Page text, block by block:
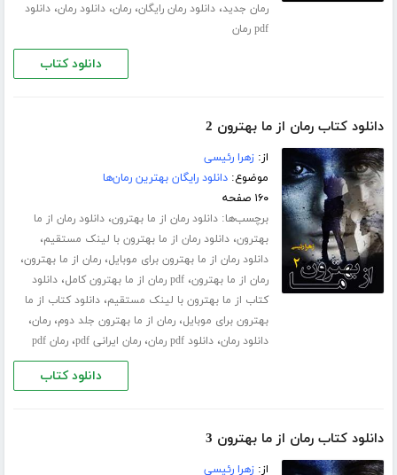
رمان جدید،دانلود رمان رایگان،رمان،دانلود رمان،دانلود
pdf رمان
دانلود کتاب
دانلود کتاب رمان از ما بهترون 2
از:زهرا رئیسی
موضوع:دانلود رایگان بهترین رمان‌ها
۱۶۰ صفحه
برچسب‌ها:دانلود رمان از ما بهترون،دانلود رمان از ما
بهترون،دانلود رمان از ما بهترون با لینک مستقیم،
دانلود رمان از ما بهترون برای موبایل،رمان از ما بهترون،
رمان از ما بهترون،pdf رمان از ما بهترون کامل ،دانلود
کتاب از ما بهترون با لینک مستقیم،دانلود کتاب از ما
بهترون برای موبایل،رمان از ما بهترون جلد دوم،رمان،
دانلود رمان،دانلود pdf رمان ،رمان ایرانی pdf ،رمان pdf
دانلود کتاب
دانلود کتاب رمان از ما بهترون 3
از:زهرا رئیسی